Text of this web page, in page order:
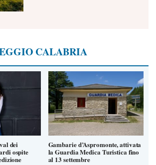
CALABRIA
dei
ospite
Gambarie d’Aspromonte, attivata
la Guardia Medica Turistica fino
al 13 settembre